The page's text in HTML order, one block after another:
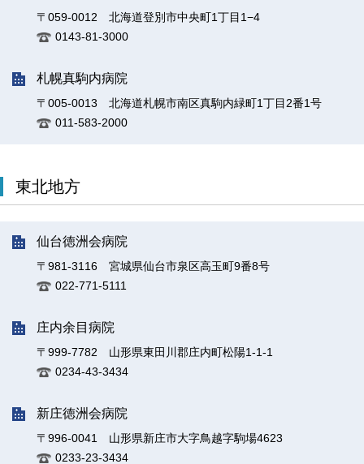
〒059-0012 北海道登別市中央町1丁目1−4
0143-81-3000
札幌真駒内病院
〒005-0013 北海道札幌市南区真駒内緑町1丁目2番1号
011-583-2000
東北地方
仙台徳洲会病院
〒981-3116 宮城県仙台市泉区高玉町9番8号
022-771-5111
庄内余目病院
〒999-7782 山形県東田川郡庄内町松陽1-1-1
0234-43-3434
新庄徳洲会病院
〒996-0041 山形県新庄市大字鳥越字駒場4623
0233-23-3434